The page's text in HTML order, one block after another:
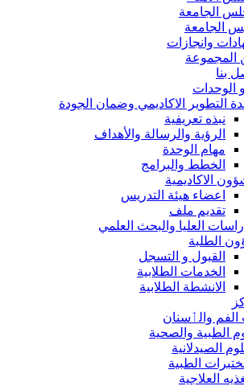
الجامعة
الجامعة
وانجازات
المجموعة
بنا
و الوحدات
التطوير الاكاديمي وضمان الجودة
نبذه تعريفية
الرؤية والرسالة والأهداف
مهام الوحدة
الخطط والبرامج
الاكاديمية
اعضاء هيئة التدريس
تقديم ملف
العليا والبحث العلمي
الطلبة
القبول و التسجل
الخدمات الطلابية
الانشطة الطلابية
والٲسنان
الطبية والصحية
الصيدلانية
الطبية
العلاجية